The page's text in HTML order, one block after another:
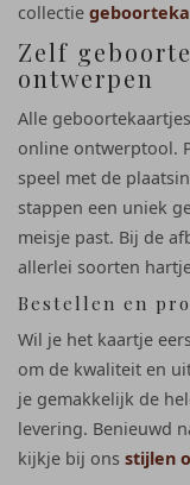
collectie
Zelf
ontwerpen
Alle
online ontwerptool.
speel met de
stappen een uniek
meisje past. Bij de
allerlei soorten
Bestellen en
Wil je het kaartje
om de kwaliteit en
je gemakkelijk de
levering. Benieuwd
kijkje bij ons stijlen